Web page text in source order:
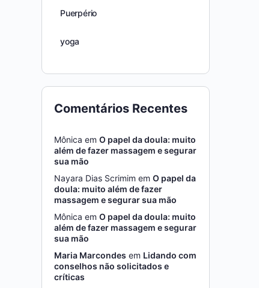
Puerpério
yoga
Comentários Recentes
Mônica em O papel da doula: muito
além de fazer massagem e segurar
sua mão
Nayara Dias Scrimim em O papel da
doula: muito além de fazer
massagem e segurar sua mão
Mônica em O papel da doula: muito
além de fazer massagem e segurar
sua mão
Maria Marcondes em Lidando com
conselhos não solicitados e
críticas